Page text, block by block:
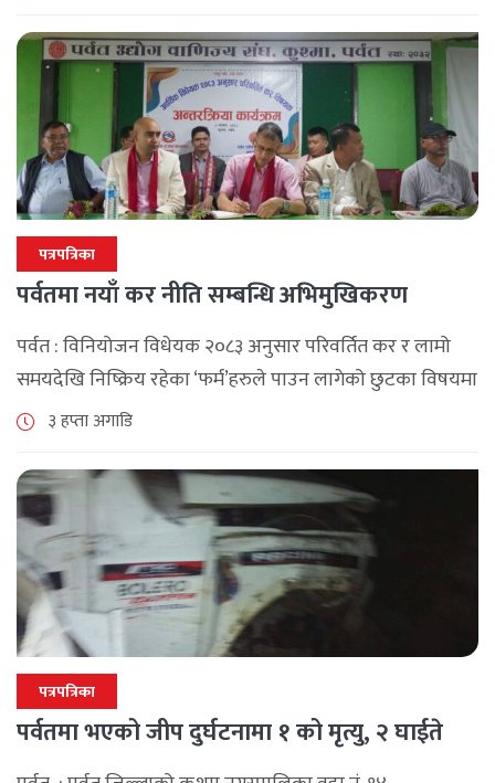
पत्रपत्रिका
पर्वतमा नयाँ कर नीति सम्बन्धि अभिमुखिकरण
पर्वत : विनियोजन विधेयक २०८३ अनुसार परिवर्तित कर र लामो
समयदेखि निष्क्रिय रहेका ‘फर्म’हरुले पाउन लागेको छुटका विषयमा
पर्वतमा अन्तरक्रिया भएको छ , आन्तरिक राजश्व कार्यालय बागलुङ
३ हप्ता अगाडि
पत्रपत्रिका
पर्वतमा भएको जीप दुर्घटनामा १ को मृत्यु, २ घाईते